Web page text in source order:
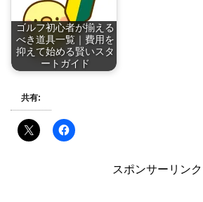
ゴルフ初心者が揃える
べき道具一覧｜費用を
抑えて始める賢いスタ
ートガイド
共有:
スポンサーリンク